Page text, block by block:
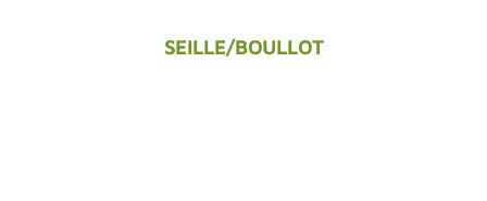
SEILLE/BOULLOT